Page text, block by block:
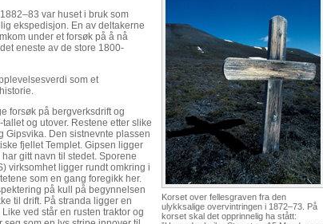
Korset over fellesgraven fra den
ulykksalige overvintringen i 1872–73. På
korset skal det opprinnelig ha stått:
var huset i bruk som
ekspedisjon. En av deltakerne
under et forsøk på å nå
eneste av de store 1800-
som et
forsøk på bergverksdrift og
og utover. Restene etter slike
Gipsvika. Den sistnevnte plassen
fjellet Templet. Gipsen ligger
gitt navn til stedet. Sporene
virksomhet ligger rundt omkring i
som en gang foregikk her.
på kull på begynnelsen
til drift. På stranda ligger en
ved står en rusten traktor og